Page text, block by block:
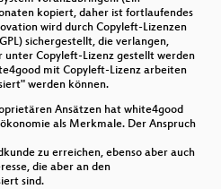
kopiert, daher ist fortlaufendes
wird durch Copyleft-Lizenzen
sichergestellt, die verlangen,
Copyleft-Lizenz gestellt werden
mit Copyleft-Lizenz arbeiten
werden können.
Ansätzen hat white4good
als Merkmale. Der Anspruch
zu erreichen, ebenso aber auch
die aber an den
sind.